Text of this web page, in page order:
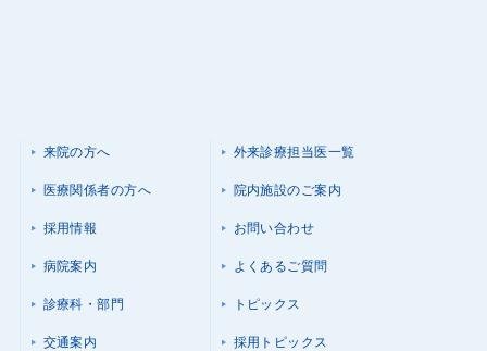
来院の方へ
医療関係者の方へ
採用情報
病院案内
診療科・部門
交通案内
外来診療担当医一覧
院内施設のご案内
お問い合わせ
よくあるご質問
トピックス
採用トピックス